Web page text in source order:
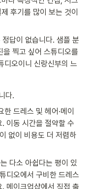
후기를 많이 보는 것이
답이 없습니다. 샘플 분
을 찍고 싶어 스튜디오를
디오이니 신랑신부의 느
다.
드레스 및 헤어·메이
이동 시간을 절약할 수
없이 비용도 더 저렴하
다소 아쉽다는 평이 있
디오에서 구비한 드레스
메이크업샵에서 직접 출